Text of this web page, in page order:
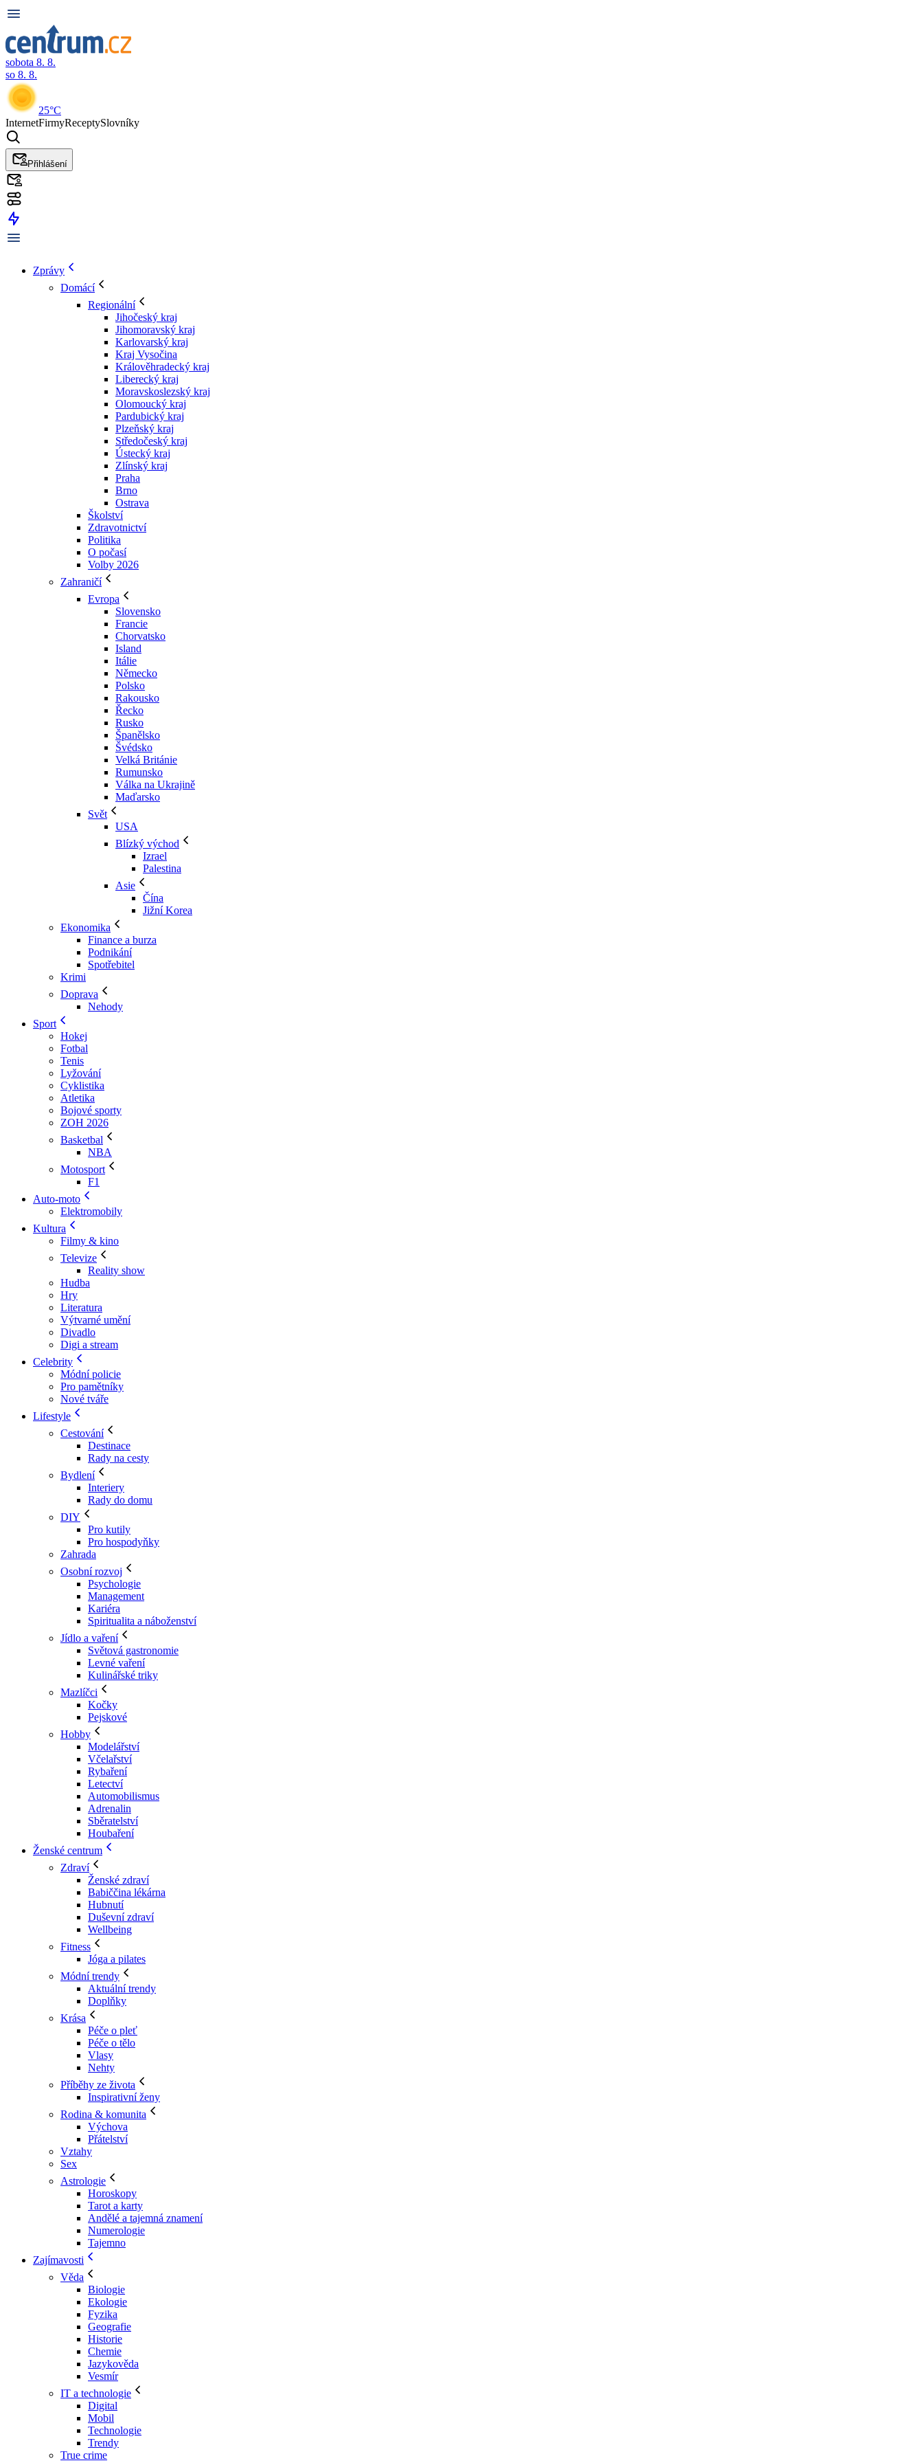
sobota 8. 8.
so 8. 8.
25°C
InternetFirmyReceptySlovníky
Přihlášení
Zprávy
Domácí
Regionální
Jihočeský kraj
Jihomoravský kraj
Karlovarský kraj
Kraj Vysočina
Králověhradecký kraj
Liberecký kraj
Moravskoslezský kraj
Olomoucký kraj
Pardubický kraj
Plzeňský kraj
Středočeský kraj
Ústecký kraj
Zlínský kraj
Praha
Brno
Ostrava
Školství
Zdravotnictví
Politika
O počasí
Volby 2026
Zahraničí
Evropa
Slovensko
Francie
Chorvatsko
Island
Itálie
Německo
Polsko
Rakousko
Řecko
Rusko
Španělsko
Švédsko
Velká Británie
Rumunsko
Válka na Ukrajině
Maďarsko
Svět
USA
Blízký východ
Izrael
Palestina
Asie
Čína
Jižní Korea
Ekonomika
Finance a burza
Podnikání
Spotřebitel
Krimi
Doprava
Nehody
Sport
Hokej
Fotbal
Tenis
Lyžování
Cyklistika
Atletika
Bojové sporty
ZOH 2026
Basketbal
NBA
Motosport
F1
Auto-moto
Elektromobily
Kultura
Filmy & kino
Televize
Reality show
Hudba
Hry
Literatura
Výtvarné umění
Divadlo
Digi a stream
Celebrity
Módní policie
Pro pamětníky
Nové tváře
Lifestyle
Cestování
Destinace
Rady na cesty
Bydlení
Interiery
Rady do domu
DIY
Pro kutily
Pro hospodyňky
Zahrada
Osobní rozvoj
Psychologie
Management
Kariéra
Spiritualita a náboženství
Jídlo a vaření
Světová gastronomie
Levné vaření
Kulinářské triky
Mazlíčci
Kočky
Pejskové
Hobby
Modelářství
Včelařství
Rybaření
Letectví
Automobilismus
Adrenalin
Sběratelství
Houbaření
Ženské centrum
Zdraví
Ženské zdraví
Babiččina lékárna
Hubnutí
Duševní zdraví
Wellbeing
Fitness
Jóga a pilates
Módní trendy
Aktuální trendy
Doplňky
Krása
Péče o pleť
Péče o tělo
Vlasy
Nehty
Příběhy ze života
Inspirativní ženy
Rodina & komunita
Výchova
Přátelství
Vztahy
Sex
Astrologie
Horoskopy
Tarot a karty
Andělé a tajemná znamení
Numerologie
Tajemno
Zajímavosti
Věda
Biologie
Ekologie
Fyzika
Geografie
Historie
Chemie
Jazykověda
Vesmír
IT a technologie
Digital
Mobil
Technologie
Trendy
True crime